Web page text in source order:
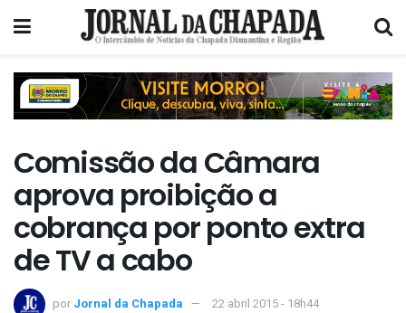
Comissão da Câmara
aprova proibição a
cobrança por ponto extra
de TV a cabo
por Jornal da Chapada 22 abril 2015 - 18h44